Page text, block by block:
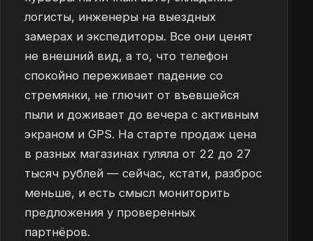
логисты, инженеры на выездных
замерах и экспедиторы. Все они ценят
не внешний вид, а то, что телефон
спокойно переживает падение со
стремянки, не глючит от въевшейся
пыли и доживает до вечера с активным
экраном и GPS. На старте продаж цена
в разных магазинах гуляла от 22 до 27
тысяч рублей — сейчас, кстати, разброс
меньше, и есть смысл мониторить
предложения у проверенных
партнёров.